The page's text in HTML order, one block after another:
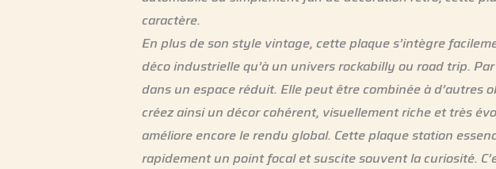
caractère.
En plus de son style vintage, cette plaque s’intègre
déco industrielle qu’à un univers rockabilly ou road trip.
dans un espace réduit. Elle peut être combinée à d’autres
créez ainsi un décor cohérent, visuellement riche et très
améliore encore le rendu global. Cette plaque station
rapidement un point focal et suscite souvent la curiosité.